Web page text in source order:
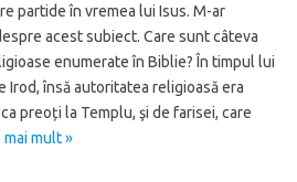
partide în vremea lui Isus. M-ar
acest subiect. Care sunt câteva
enumerate în Biblie? În timpul lui
Irod, însă autoritatea religioasă era
preoți la Templu, şi de farisei, care
mult »